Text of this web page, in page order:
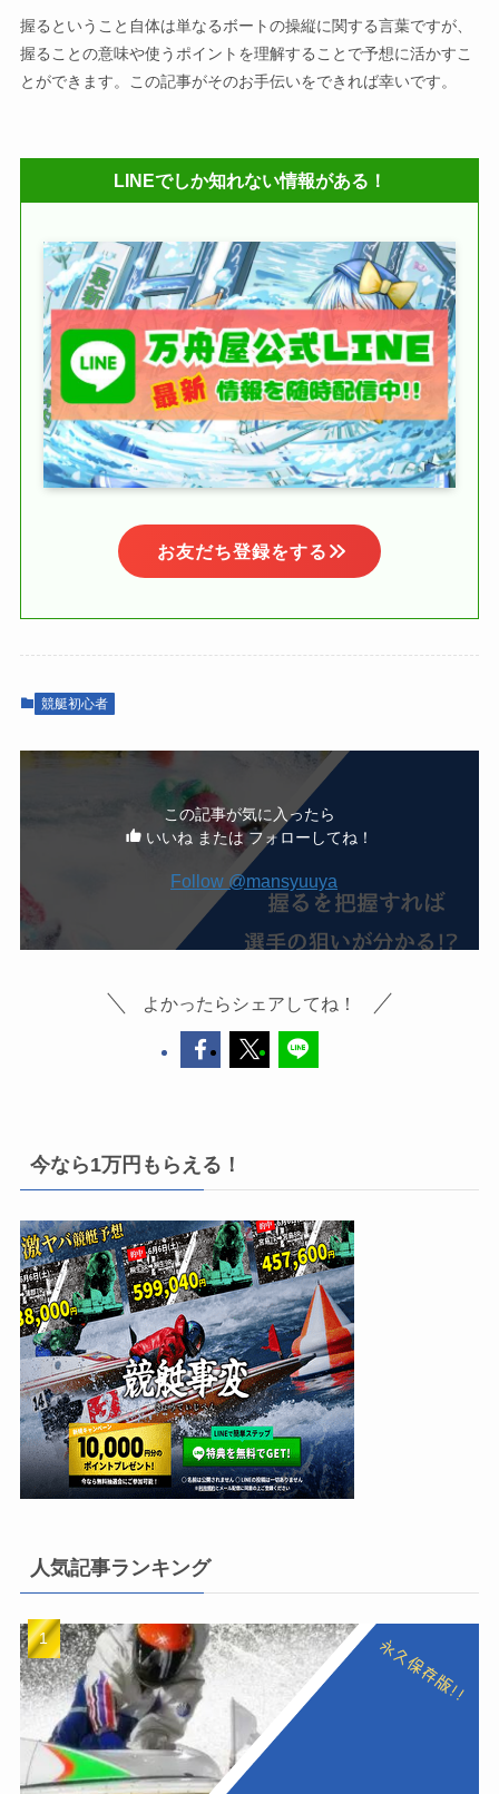
握るということ自体は単なるボートの操縦に関する言葉ですが、
握ることの意味や使うポイントを理解することで予想に活かすこ
とができます。この記事がそのお手伝いをできれば幸いです。
LINEでしか知れない情報がある！
お友だち登録をする
競艇初心者
この記事が気に入ったら
いいね または フォローしてね！
Follow @mansyuuya
よかったらシェアしてね！
今なら1万円もらえる！
人気記事ランキング